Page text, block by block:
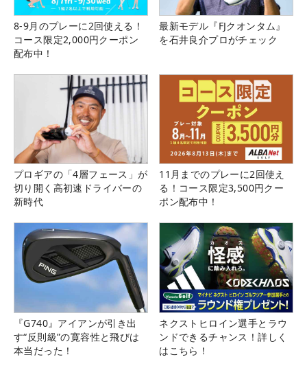
8-9月のプレーに2回使える！
コース限定2,000円クーポン
配布中！
最新モデル『FJクオンタム』
を石井良介プロがチェック
プロギアの「4層フェース」が
切り開く高初速ドライバーの
新時代
11月までのプレーに2回使え
る！コース限定3,500円クー
ポン配布中！
『G740』アイアンが引き出
す“反則級”の寛容性と飛びは
本当だった！
ネクストヒロイン選手とラウ
ンドできるチャンス！詳しく
はこちら！